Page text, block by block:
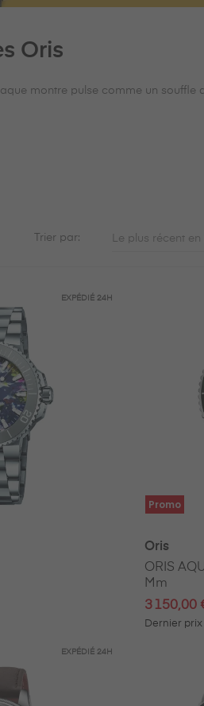
Oris
montre pulse comme un souffle
Trier par: Le plus récent
EXPÉDIÉ 24H
Promo
Oris
ORIS
Mm
Dernier prix
3 150,00
EXPÉDIÉ 24H